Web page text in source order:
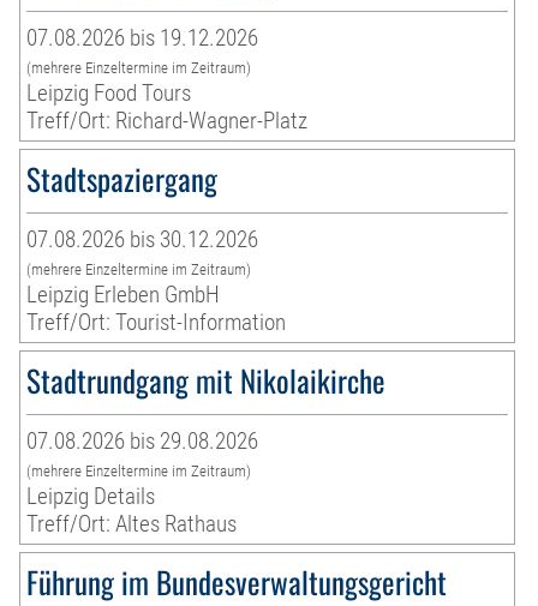
07.08.2026 bis 19.12.2026
(mehrere Einzeltermine im Zeitraum)
Leipzig Food Tours
Treff/Ort: Richard-Wagner-Platz
Stadtspaziergang
07.08.2026 bis 30.12.2026
(mehrere Einzeltermine im Zeitraum)
Leipzig Erleben GmbH
Treff/Ort: Tourist-Information
Stadtrundgang mit Nikolaikirche
07.08.2026 bis 29.08.2026
(mehrere Einzeltermine im Zeitraum)
Leipzig Details
Treff/Ort: Altes Rathaus
Führung im Bundesverwaltungsgericht